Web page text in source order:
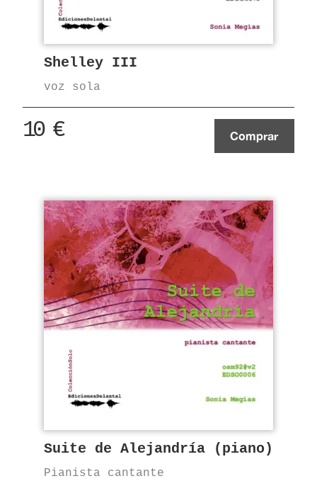
Shelley III
voz sola
10 € Comprar
Suite de Alejandría (piano)
Pianista cantante